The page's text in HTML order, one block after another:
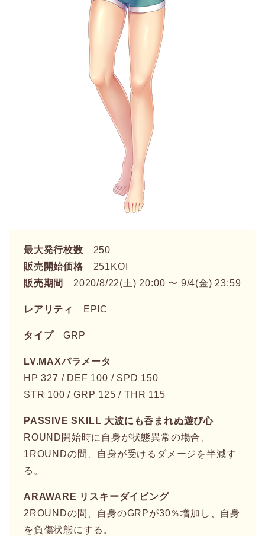
最大発行枚数 250
販売開始価格 251KOI
販売期間
2020/8/22(土) 20:00 〜 9/4(金) 23:59
レアリティ EPIC
タイプGRP
LV.MAXパラメータ
HP 327 / DEF 100 / SPD 150
STR 100 / GRP 125 / THR 115
PASSIVE SKILL 大波にも呑まれぬ遊び心
ROUND開始時に自身が状態異常の場合、
1ROUNDの間、自身が受けるダメージを半減す
る。
ARAWARE リスキーダイビング
2ROUNDの間、自身のGRPが30％増加し、自身
を負傷状態にする。